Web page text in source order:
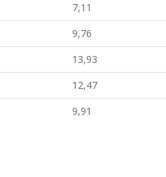
7,11
9,76
13,93
12,47
9,91